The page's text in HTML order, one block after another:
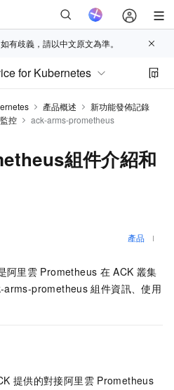
有歧義，請以中文原文為準。
for Kubernetes
產品概述
新功能發佈記錄
控 ack-arms-prometheus
組件介紹和
產品
阿里雲 Prometheus 在 ACK 叢集
arms-prometheus 組件資訊、使用
提供的對接阿里雲 Prometheus